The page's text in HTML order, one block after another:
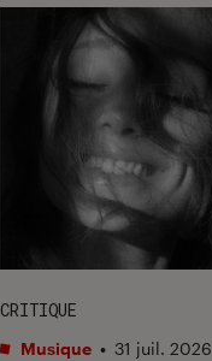
CRITIQUE
Musique • 31 juil. 2026